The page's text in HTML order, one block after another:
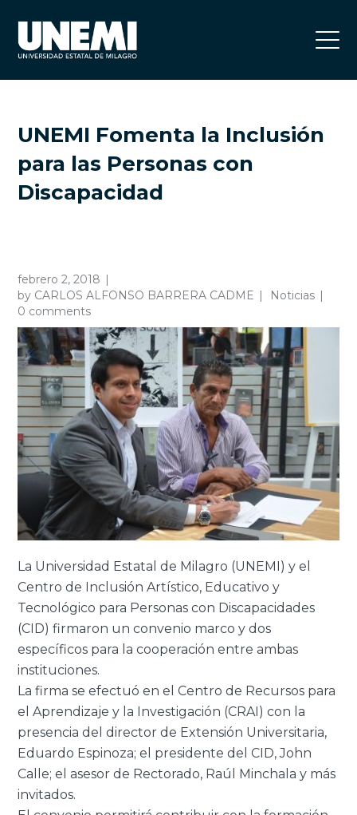
UNEMI Fomenta la Inclusión
para las Personas con
Discapacidad
febrero 2, 2018
by CARLOS ALFONSO BARRERA CADME
Noticias
0 comments
La Universidad Estatal de Milagro (UNEMI) y el
Centro de Inclusión Artístico, Educativo y
Tecnológico para Personas con Discapacidades
(CID) firmaron un convenio marco y dos
específicos para la cooperación entre ambas
instituciones.
La firma se efectuó en el Centro de Recursos para
el Aprendizaje y la Investigación (CRAI) con la
presencia del director de Extensión Universitaria,
Eduardo Espinoza; el presidente del CID, John
Calle; el asesor de Rectorado, Raúl Minchala y más
invitados.